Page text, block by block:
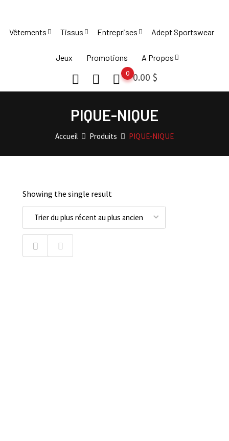
content
Vêtements Tissus Entreprises Adept Sportswear
Jeux Promotions A Propos
0.00 $
0
PIQUE-NIQUE
Accueil Produits PIQUE-NIQUE
Showing the single result